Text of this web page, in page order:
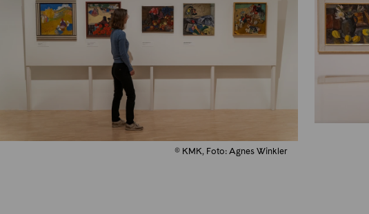
© KMK, Foto: Agnes Winkler